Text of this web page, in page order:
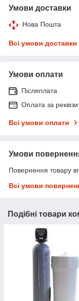
Умови доставки
Нова Пошта
Всі умови доставки
Умови оплати
Післяплата
Оплата за
Всі умови оплати
Умови
Повернення товару
Всі умови
Подібні товари